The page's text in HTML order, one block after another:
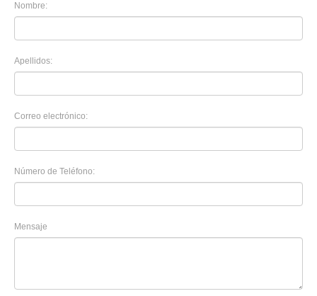
Nombre:
Apellidos:
Correo electrónico:
Número de Teléfono:
Mensaje